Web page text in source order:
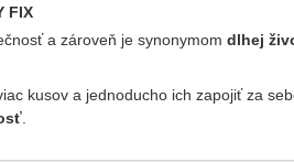
FIX
a zároveň je synonymom dlhej
kusov a jednoducho ich zapojiť za